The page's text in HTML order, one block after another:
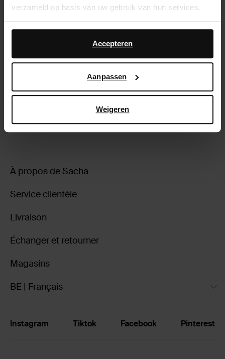
verzameld op basis van uw gebruik van hun services.
Daarnaast werken wij samen met Google voor
advertentie- en meetdoeleinden. Meer informatie over
hoe Google uw persoonsgegevens gebruikt, vindt u op
Accepteren
Aanpassen
Weigeren
argenté et un talon plat mesurant 1 cm. Nous vous
plates avec Pure Protect 300 ml.
Détails du produit
Livraison & retour
retourner
À propos de Sacha
Service clientèle
Livraison
Échanger et retourner
Magasins
BE | Français
Instagram Tiktok Facebook Pinterest